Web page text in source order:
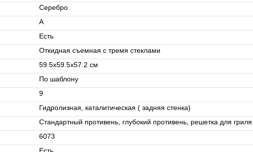
Серебро
А
Есть
Откидная съемная с тремя стеклами
59.5х59.5х57.2 см
По шаблону
9
Гидролизная, каталитическая ( задняя стенка)
Стандартный противень, глубокий противень, решетка для гриля
6073